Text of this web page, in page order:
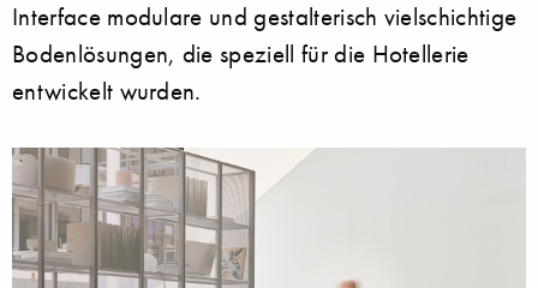
Interface modulare und gestalterisch vielschichtige
Bodenlösungen, die speziell für die Hotellerie
entwickelt wurden.